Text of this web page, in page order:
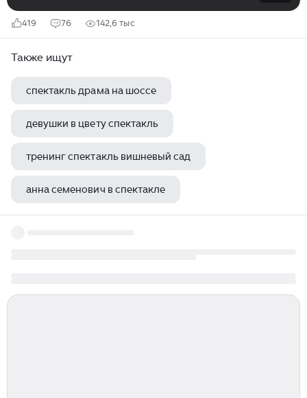
419 76 142,6 тыс
Также ищут
спектакль драма на шоссе
девушки в цвету спектакль
тренинг спектакль вишневый сад
анна семенович в спектакле